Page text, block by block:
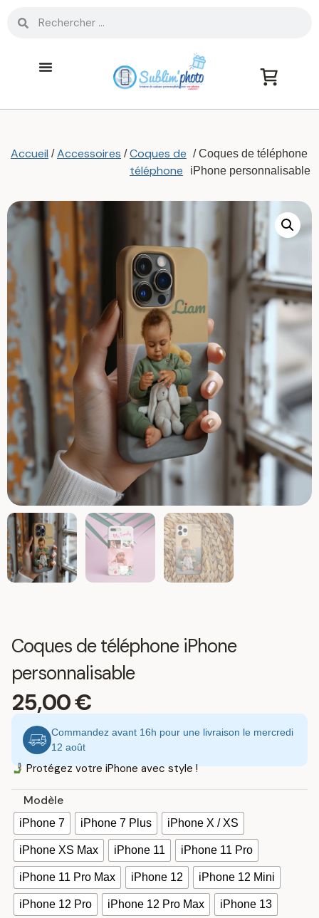
Accueil /Accessoires /Coques de
téléphone
/ Coques de téléphone
iPhone personnalisable
Coques de téléphone iPhone
personnalisable
25,00€
Commandez avant 16h pour une livraison le mercredi
12 août
Protégez votre iPhone avec style !
Modèle
iPhone 7 iPhone 7 Plus iPhone X / XS
iPhone XS Max iPhone 11 iPhone 11 Pro
iPhone 11 Pro Max iPhone 12 iPhone 12 Mini
iPhone 12 Pro iPhone 12 Pro Max iPhone 13